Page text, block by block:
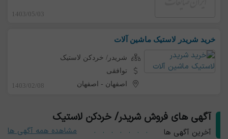
1403/05/03
خرید شریدر لاستیک ماشین آلات
شریدر/ خردکن لاستیک
توافقی
اصفهان - اصفهان 1403/02/08
آگهی های فروش شریدر/ خردکن لاستیک
آخرین آگهی ها مشاهده همه آگهی ها